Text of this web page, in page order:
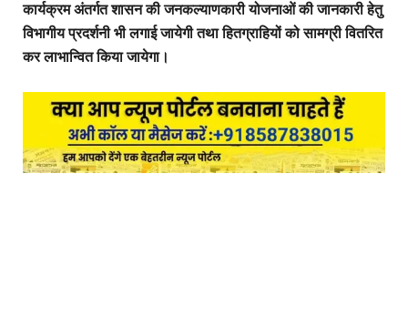
कार्यक्रम अंतर्गत शासन की जनकल्याणकारी योजनाओं की जानकारी हेतु
विभागीय प्रदर्शनी भी लगाई जायेगी तथा हितग्राहियों को सामग्री वितरित
कर लाभान्वित किया जायेगा।